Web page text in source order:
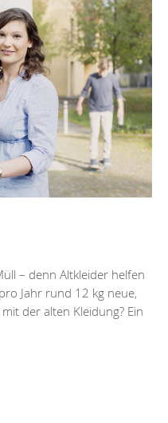
– denn Altkleider helfen
Jahr rund 12 kg neue,
der alten Kleidung? Ein